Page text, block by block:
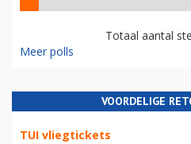
Totaal aantal
Meer polls
VOORDELIGE
TUI vliegtickets